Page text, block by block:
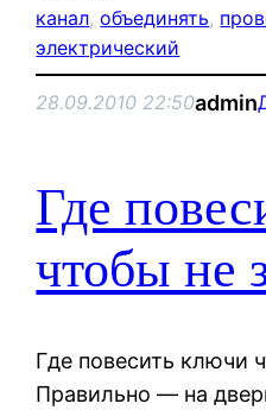
канал, объединять,
электрический
28.09.2010 22:50admin
Где
чтобы не
Где повесить ключи
Правильно — на